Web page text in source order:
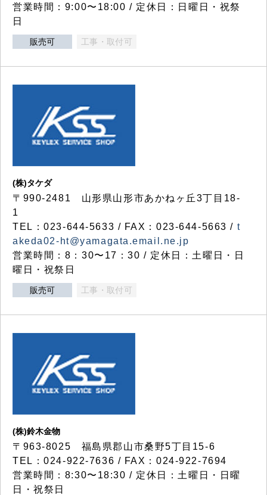
営業時間：9:00〜18:00 / 定休日：日曜日・祝祭
日
販売可 工事・取付可
(株)タケダ
〒990-2481 山形県山形市あかねヶ丘3丁目18-
1
TEL：023-644-5633 / FAX：023-644-5663 / t
akeda02-ht@yamagata.email.ne.jp
営業時間：8：30〜17：30 / 定休日：土曜日・日
曜日・祝祭日
販売可 工事・取付可
(株)鈴木金物
〒963-8025 福島県郡山市桑野5丁目15-6
TEL：024-922-7636 / FAX：024-922-7694
営業時間：8:30〜18:30 / 定休日：土曜日・日曜
日・祝祭日